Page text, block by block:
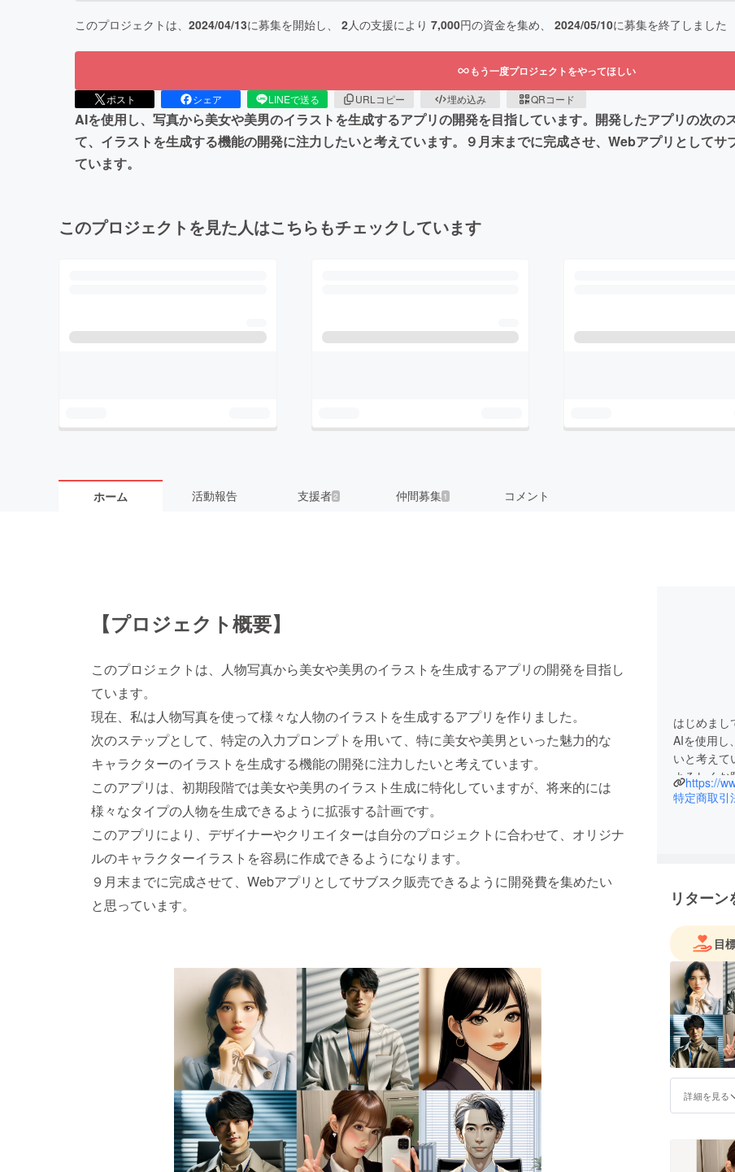
このプロジェクトは、 2024/04/13に募集を開始し、 2人の支援により 7,000円の資金を集め、 2024/05/10に募集を終了しました
もう一度プロジェクトをやってほしい
ポスト シェア LINEで送る URLコピー 埋め込み QRコード
AIを使用し、写真から美女や美男のイラストを生成するアプリの開発を目指しています。開発したアプリの次の
て、イラストを生成する機能の開発に注力したいと考えています。９月末までに完成させ、Webアプリとして
ています。
このプロジェクトを見た人はこちらもチェックしています
ホーム 活動報告 支援者 2 仲間募集 1 コメント
【プロジェクト概要】
このプロジェクトは、人物写真から美女や美男のイラストを生成するアプリの開発を目指し
ています。
現在、私は人物写真を使って様々な人物のイラストを生成するアプリを作りました。
次のステップとして、特定の入力プロンプトを用いて、特に美女や美男といった魅力的な
キャラクターのイラストを生成する機能の開発に注力したいと考えています。
このアプリは、初期段階では美女や美男のイラスト生成に特化していますが、将来的には
様々なタイプの人物を生成できるように拡張する計画です。
このアプリにより、デザイナーやクリエイターは自分のプロジェクトに合わせて、オリジナ
ルのキャラクターイラストを容易に作成できるようになります。
９月末までに完成させて、Webアプリとしてサブスク販売できるように開発費を集めたい
と思っています。
はじめまし
AIを使用し
いと考えて
よろしくお
https://
特定商取引
リターン
目
詳細を見る